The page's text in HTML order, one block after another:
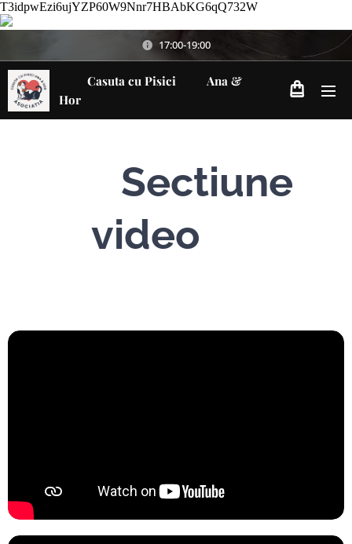
T3idpwEzi6ujYZP60W9Nnr7HBAbKG6qQ732W
17:00-19:00
Casuta cu Pisici Ana &
Hor
Sectiune
video